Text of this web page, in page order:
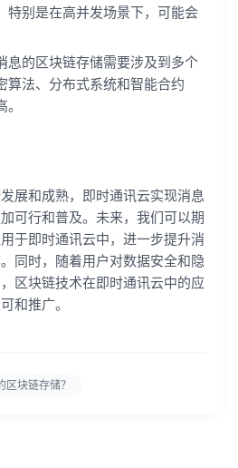
特别是在高并发场景下，可能会
息的区块链存储需要涉及到多个
算法、分布式系统和智能合约
展和成熟，即时通讯云实现消息
可行和普及。未来，我们可以期
于即时通讯云中，进一步提升消
同时，随着用户对数据安全和隐
区块链技术在即时通讯云中的应
和推广。
块链存储？